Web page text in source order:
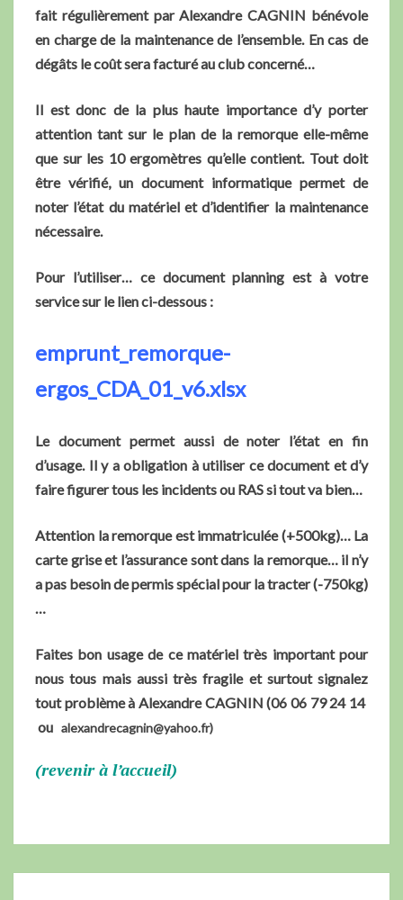
fait régulièrement par Alexandre CAGNIN bénévole
en charge de la maintenance de l’ensemble. En cas de
dégâts le coût sera facturé au club concerné…
Il est donc de la plus haute importance d’y porter
attention tant sur le plan de la remorque elle-même
que sur les 10 ergomètres qu’elle contient. Tout doit
être vérifié, un document informatique permet de
noter l’état du matériel et d’identifier la maintenance
nécessaire.
Pour l’utiliser… ce document planning est à votre
service sur le lien ci-dessous :
emprunt_remorque-
ergos_CDA_01_v6.xlsx
Le document permet aussi de noter l’état en fin
d’usage. Il y a obligation à utiliser ce document et d’y
faire figurer tous les incidents ou RAS si tout va bien…
Attention la remorque est immatriculée (+500kg)… La
carte grise et l’assurance sont dans la remorque… il n’y
a pas besoin de permis spécial pour la tracter (-750kg)
…
Faites bon usage de ce matériel très important pour
nous tous mais aussi très fragile et surtout signalez
tout problème à Alexandre CAGNIN (06 06 79 24 14
ou alexandrecagnin@yahoo.fr)
(revenir à l’accueil)